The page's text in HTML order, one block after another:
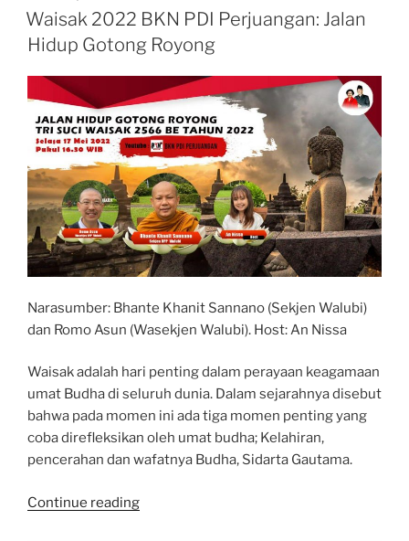
ON
Waisak 2022 BKN PDI Perjuangan: Jalan
Hidup Gotong Royong
Narasumber: Bhante Khanit Sannano (Sekjen Walubi)
dan Romo Asun (Wasekjen Walubi). Host: An Nissa
Waisak adalah hari penting dalam perayaan keagamaan
umat Budha di seluruh dunia. Dalam sejarahnya disebut
bahwa pada momen ini ada tiga momen penting yang
coba direfleksikan oleh umat budha; Kelahiran,
pencerahan dan wafatnya Budha, Sidarta Gautama.
Continue reading“Waisak